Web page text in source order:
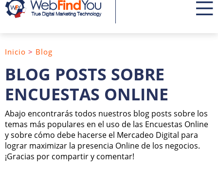
BLOG POSTS SOBRE
ENCUESTAS ONLINE
Inicio > Blog
Abajo encontrarás todos nuestros blog posts sobre los
temas más populares en el uso de las Encuestas Online
y sobre cómo debe hacerse el Mercadeo Digital para
lograr maximizar la presencia Online de los negocios.
¡Gracias por compartir y comentar!